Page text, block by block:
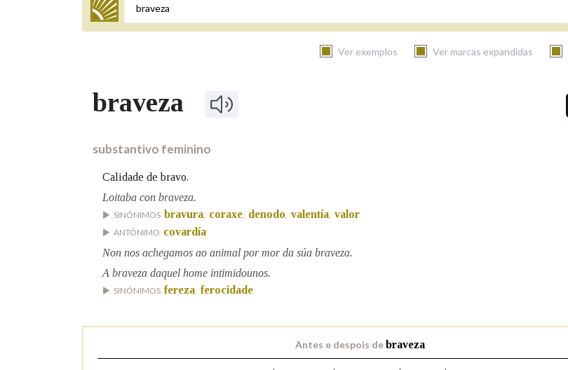
Termo a buscar
Ver exemplos Ver marcas expandidas
BUSCAR NOS LEMAS
Remata por
Contén
Pertence a
braveza
substantivo feminino
Calidade de bravo.
Loitaba con braveza.
SINÓNIMOS bravura, coraxe, denodo, valentía, valor
ANTÓNIMO covardía
Non nos achegamos ao animal por mor da súa braveza.
A braveza daquel home intimidounos.
SINÓNIMOS fereza, ferocidade
Antes e despois debraveza